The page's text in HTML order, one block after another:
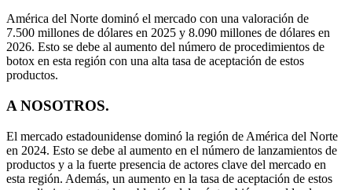
América del Norte dominó el mercado con una valoración de
7.500 millones de dólares en 2025 y 8.090 millones de dólares en
2026. Esto se debe al aumento del número de procedimientos de
botox en esta región con una alta tasa de aceptación de estos
productos.
A NOSOTROS.
El mercado estadounidense dominó la región de América del Norte
en 2024. Esto se debe al aumento en el número de lanzamientos de
productos y a la fuerte presencia de actores clave del mercado en
esta región. Además, un aumento en la tasa de aceptación de estos